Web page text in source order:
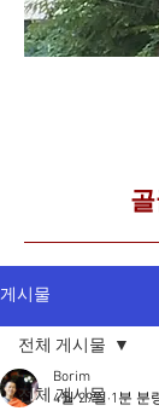
게시물
전체 게시물
전체 게시물
Borim
4월 29일 1분 분